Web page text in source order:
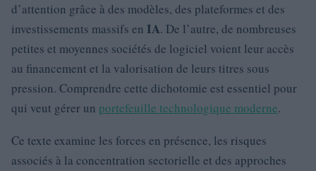
d’attention grâce à des modèles, des plateformes et des
investissements massifs en IA. De l’autre, de nombreuses
petites et moyennes sociétés de logiciel voient leur accès
au financement et la valorisation de leurs titres sous
pression. Comprendre cette dichotomie est essentiel pour
qui veut gérer un portefeuille technologique moderne.
Ce texte examine les forces en présence, les risques
associés à la concentration sectorielle et des approches